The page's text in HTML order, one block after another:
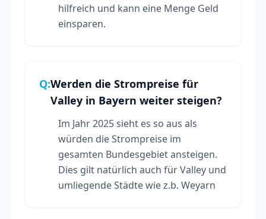
hilfreich und kann eine Menge Geld
einsparen.
Q:Werden die Strompreise für
Valley in Bayern weiter steigen?
Im Jahr 2025 sieht es so aus als
würden die Strompreise im
gesamten Bundesgebiet ansteigen.
Dies gilt natürlich auch für Valley und
umliegende Städte wie z.b. Weyarn